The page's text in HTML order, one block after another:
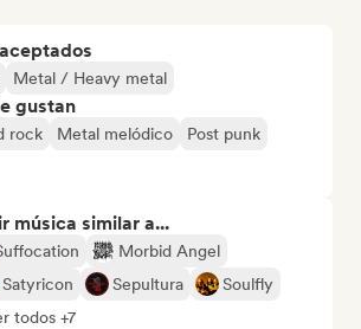
Metal / Heavy metal
gustan
rock Metal melódico
Post punk
música similar a...
Morbid Angel
Satyricon Sepultura
Soulfly
todos +7